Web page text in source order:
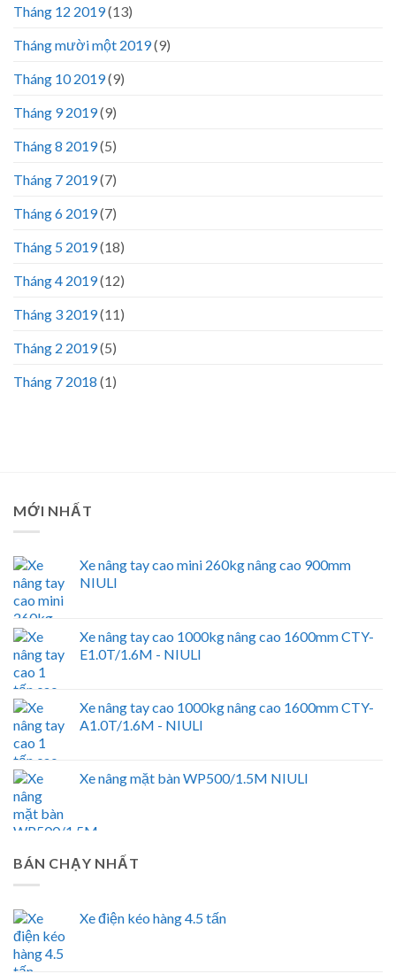
Tháng 12 2019(13)
Tháng mười một 2019(9)
Tháng 10 2019(9)
Tháng 9 2019(9)
Tháng 8 2019(5)
Tháng 7 2019(7)
Tháng 6 2019(7)
Tháng 5 2019(18)
Tháng 4 2019(12)
Tháng 3 2019(11)
Tháng 2 2019(5)
Tháng 7 2018 (1)
MỚI NHẤT
Xe nâng tay cao mini 260kg nâng cao 900mm
NIULI
Xe nâng tay cao 1000kg nâng cao 1600mm CTY-
E1.0T/1.6M - NIULI
Xe nâng tay cao 1000kg nâng cao 1600mm CTY-
A1.0T/1.6M - NIULI
Xe nâng mặt bàn WP500/1.5M NIULI
BÁN CHẠY NHẤT
Xe điện kéo hàng 4.5 tấn